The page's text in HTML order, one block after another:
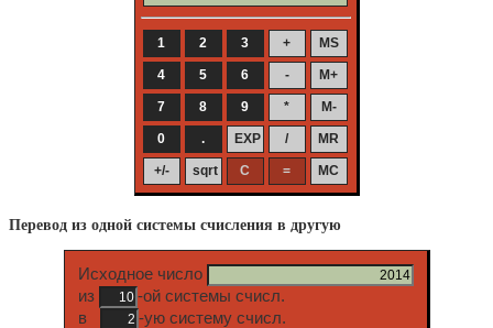
Перевод из одной системы счисления в другую
Исходное число
из
-ой системы счисл.
в
-ую систему счисл.